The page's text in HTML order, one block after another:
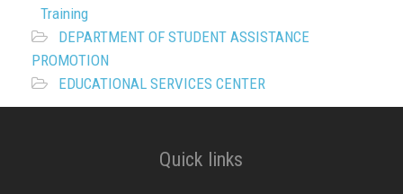
Training
DEPARTMENT OF STUDENT ASSISTANCE
PROMOTION
EDUCATIONAL SERVICES CENTER
Quick links